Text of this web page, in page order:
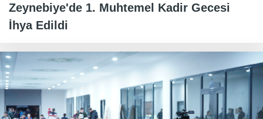
Zeynebiye'de 1. Muhtemel Kadir Gecesi
İhya Edildi